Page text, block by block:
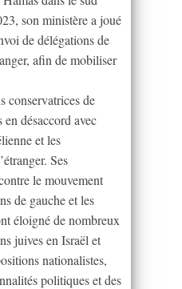
son ministère a joué
de délégations de
afin de mobiliser
conservatrices de
désaccord avec
et les
Ses
le mouvement
de gauche et les
éloigné de nombreux
juives en Israël et
nationalistes,
politiques et des